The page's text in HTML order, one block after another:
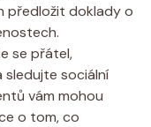
předložit doklady o
se přátel,
sledujte sociální
vám mohou
o tom, co